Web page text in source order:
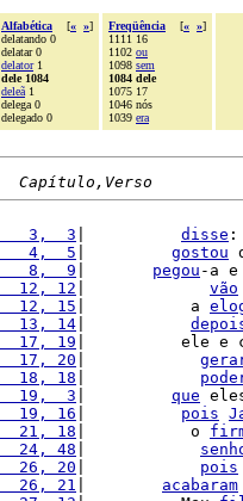
Alfabética [« »]
delatando 0
delatar 0
delator1
dele 1084
deleã 1
delega 0
delegado 0
Freqüência [« »]
1111 16
1102 ou
1098 sem
1084 dele
1075 17
1046 nós
1039 era
Capítulo,Verso
3,  3
disse :
4,  5
gostou
8,  9
pegou -a e
12, 12
vão
12, 15
|           a
13, 14
17, 19
|          ele e
17, 20
18, 18
19,  3
que
19, 16
pois
21, 18
|           o
24, 48
26, 20
pois
26, 21
acabaram